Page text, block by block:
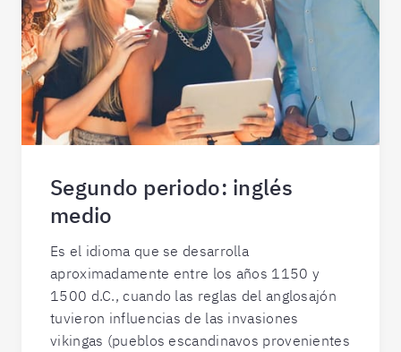
Segundo periodo: inglés
medio
Es el idioma que se desarrolla
aproximadamente entre los años 1150 y
1500 d.C., cuando las reglas del anglosajón
tuvieron influencias de las invasiones
vikingas (pueblos escandinavos provenientes